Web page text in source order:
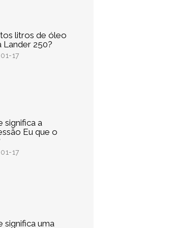
litros de óleo
Lander 250?
17
significa a
Eu que o
17
significa uma